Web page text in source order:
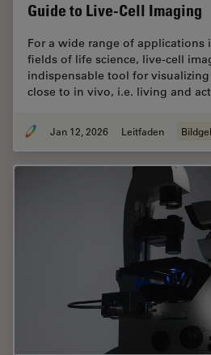
Guide to Live-Cell Imaging
For a wide range of applications
fields of life science, live-cell
indispensable tool for
close to in vivo, i.e. living and
Jan 12, 2026 Leitfaden